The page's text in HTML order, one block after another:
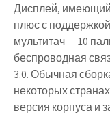
Дисплей, имеющий
плюс с
мультитач — 10
беспроводная
3.0. Обычная
некоторых
версия корпуса и